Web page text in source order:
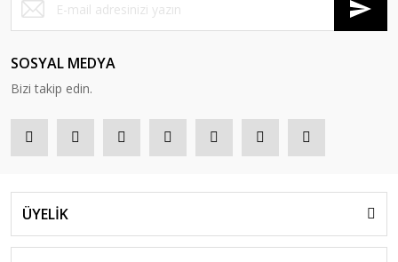
SOSYAL MEDYA
Bizi takip edin.
ÜYELİK